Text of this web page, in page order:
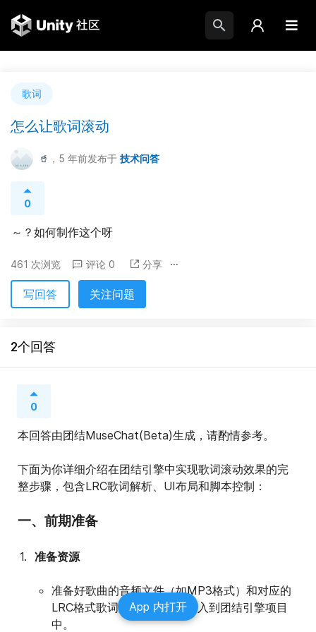
歌词
怎么让歌词滚动
🥤 ，5 年前发布于 技术问答
0
～？如何制作这个呀
461 次浏览 评论 0 分享
写回答 关注问题
2个回答
0
本回答由团结MuseChat(Beta)生成，请酌情参考。
下面为你详细介绍在团结引擎中实现歌词滚动效果的完
整步骤，包含LRC歌词解析、UI布局和脚本控制：
一、前期准备
准备资源
准备好歌曲的音频文件（如MP3格式）和对应的
LRC格式歌词文件，将它们导入到团结引擎项目
中。
App 内打开